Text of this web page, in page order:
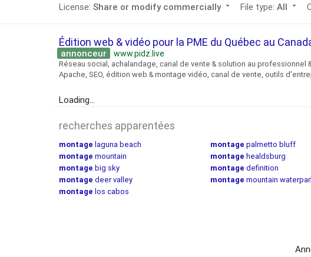
License: Share or modify commercially arrow_drop_down File type: All arrow_drop_down
Édition web & vidéo pour la PME du Québec au
annonceur www.pidz.live
Réseau social, achalandage, canal de vente & solution au professionnel
Apache, SEO, édition web & montage vidéo, canal de vente, outils
Loading...
recherches apparentées
montage laguna beach montage palmetto bluff
montage mountain montage healdsburg
montage big sky montage definition
montage deer valley montage mountain
montage los cabos